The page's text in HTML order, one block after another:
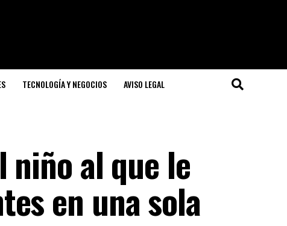
TECNOLOGÍA Y NEGOCIOS AVISO LEGAL
niño al que le
en una sola